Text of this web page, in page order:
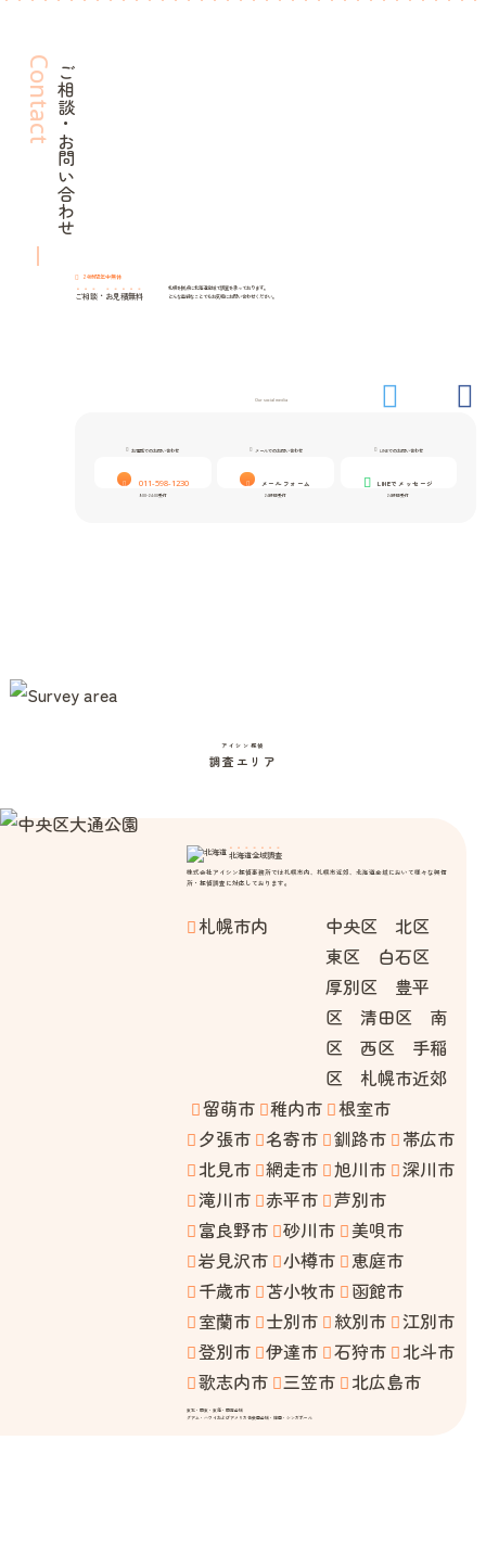
ご相談・お問い合わせ
Contact
24時間年中無休
ご相談 ・ お見積無料
札幌を拠点に北海道全域で調査を承っております。
どんな些細なことでもお気軽にお問い合わせください。
Our social media
お電話でのお問い合わせ
011-598-1230
9:00-24:00受付
メールでのお問い合わせ
メールフォーム
24時間受付
LINEでのお問い合わせ
LINEでメッセージ
24時間受付
アイシン探偵
調査エリア
北海道全域調査
株式会社アイシン探偵事務所では札幌市内、札幌市近郊、北海道全域において様々な興信
所・探偵調査に対応しております。
札幌市内
中央区 北区
東区 白石区
厚別区 豊平
区 清田区 南
区 西区 手稲
区 札幌市近郊
留萌市
稚内市
根室市
夕張市
名寄市 釧路市
帯広市
北見市
網走市 旭川市
深川市
滝川市
赤平市
芦別市
富良野市
砂川市
美唄市
岩見沢市
小樽市
恵庭市
千歳市
苫小牧市
函館市
室蘭市
士別市 紋別市
江別市
登別市
伊達市 石狩市
北斗市
歌志内市
三笠市 北広島市
東北・関東・東海・関西全域
グアム・ハワイおよびアメリカ合衆国全域・韓国・シンガポール